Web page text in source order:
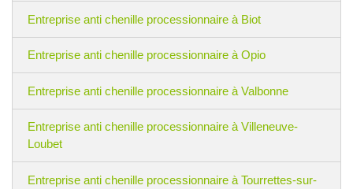
Entreprise anti chenille processionnaire à Biot
Entreprise anti chenille processionnaire à Opio
Entreprise anti chenille processionnaire à Valbonne
Entreprise anti chenille processionnaire à Villeneuve-
Loubet
Entreprise anti chenille processionnaire à Tourrettes-sur-